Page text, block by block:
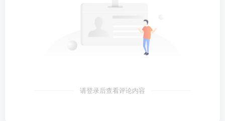
请登录后查看评论内容